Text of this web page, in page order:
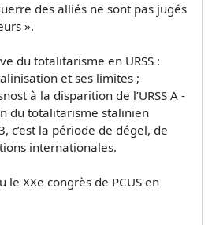
des alliés ne sont pas jugés
».
du totalitarisme en URSS :
et ses limites ;
à la disparition de l’URSS A -
du totalitarisme stalinien
c’est la période de dégel, de
internationales.
le XXe congrès de PCUS en